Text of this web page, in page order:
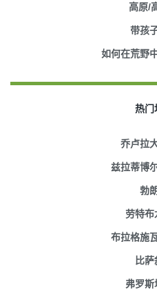
高原/
带孩
如何在荒野
热门
乔卢拉
兹拉蒂博
勃
劳特布
布拉格施
比
弗罗斯